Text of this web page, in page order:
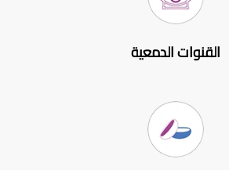
القنوات الدمعية